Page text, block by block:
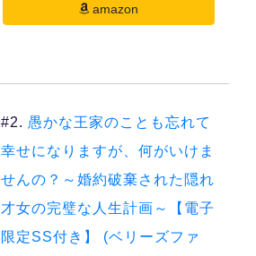
amazon
#2. 愚かな王家のことも忘れて
幸せになりますが、何がいけま
せんの？～婚約破棄された隠れ
才女の完璧な人生計画～【電子
限定SS付き】 (ベリーズファ